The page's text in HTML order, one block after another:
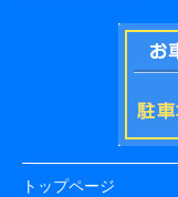
トップページ